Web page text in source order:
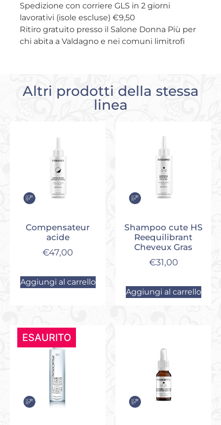
Spedizione con corriere GLS in 2 giorni
lavorativi (isole escluse) €9,50
Ritiro gratuito presso il Salone Donna Più per
chi abita a Valdagno e nei comuni limitrofi
Altri prodotti della stessa
linea
Compensateur
acide
€47,00
Aggiungi al carrello
Shampoo cute HS
Reequilibrant
Cheveux Gras
€31,00
Aggiungi al carrello
ESAURITO